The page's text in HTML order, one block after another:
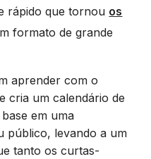
rápido que tornou os
formato de grande
aprender com o
cria um calendário de
em uma
público, levando a um
tanto os curtas-